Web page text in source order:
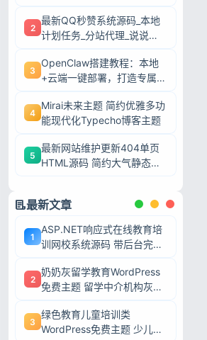
2
最新QQ秒赞系统源码_本地
计划任务_分站代理_说说赞
3
OpenClaw搭建教程：本地
+云端一键部署，打造专属AI
4
Mirai未来主题 简约优雅多功
能现代化Typecho博客主题
5
最新网站维护更新404单页
HTML源码 简约大气静态模
最新文章
1
ASP.NET响应式在线教育培
训网校系统源码 带后台完整
2
奶奶灰留学教育WordPress
免费主题 留学中介机构灰色
3
绿色教育儿童培训类
WordPress免费主题 少儿培